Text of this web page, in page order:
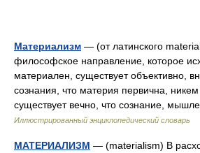
Материализм — (от латинского
философское направление, которое
материален, существует объективно,
сознания, что материя первична, никем
существует вечно, что сознание,
Иллюстрированный энциклопедический словарь
МАТЕРИАЛИЗМ — (materialism) В